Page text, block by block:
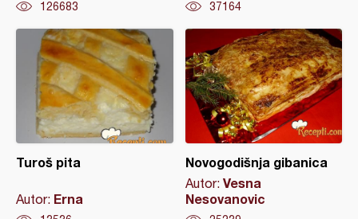
126683 37164
Turoš pita
Autor: Erna
Novogodišnja gibanica
Autor: Vesna
Nesovanovic